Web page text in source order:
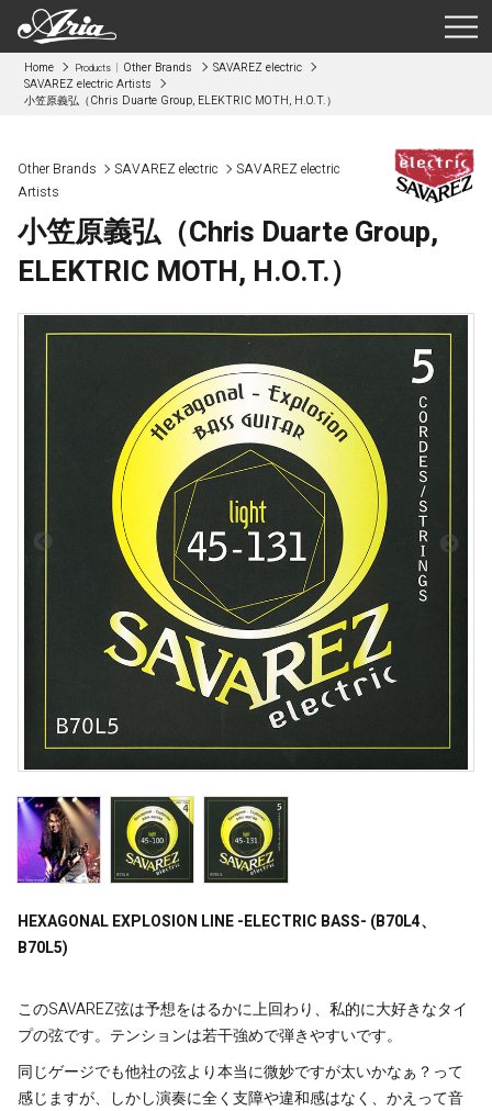
Home Products Other Brands
SAVAREZ electric
SAVAREZ electric Artists
小笠原義弘（Chris Duarte Group, ELEKTRIC MOTH, H.O.T.）
Other Brands SAVAREZ electric
SAVAREZ electric
Artists
小笠原義弘（Chris Duarte Group,
ELEKTRIC MOTH, H.O.T.）
HEXAGONAL EXPLOSION LINE -ELECTRIC BASS- (B70L4、
B70L5)
このSAVAREZ弦は予想をはるかに上回わり、私的に大好きなタイ
プの弦です。 テンションは若干強めで弾きやすいです。
同じゲージでも他社の弦より本当に微妙ですが太いかなぁ？って
感じますが、しかし演奏に全く支障や違和感はなく、かえって音